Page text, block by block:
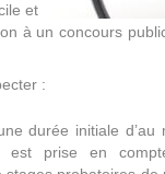
et
à un concours
:
durée initiale
prise en